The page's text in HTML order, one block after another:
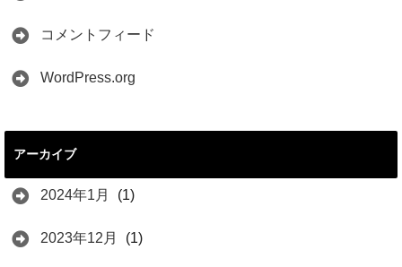
コメントフィード
WordPress.org
アーカイブ
2024年1月 (1)
2023年12月 (1)